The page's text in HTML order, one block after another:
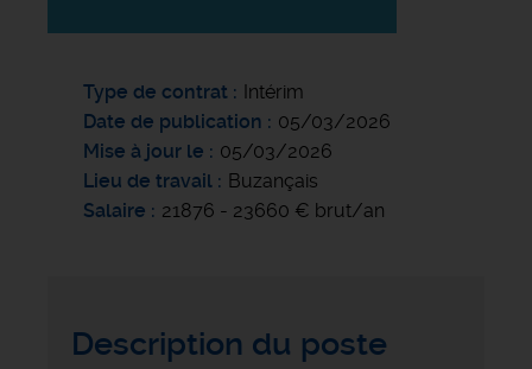
Type de contrat
Intérim
Date de publication
05/03/2026
Mise à jour le
05/03/2026
Lieu de travail
Buzançais
Salaire
21876 - 23660 € brut/an
Description du poste